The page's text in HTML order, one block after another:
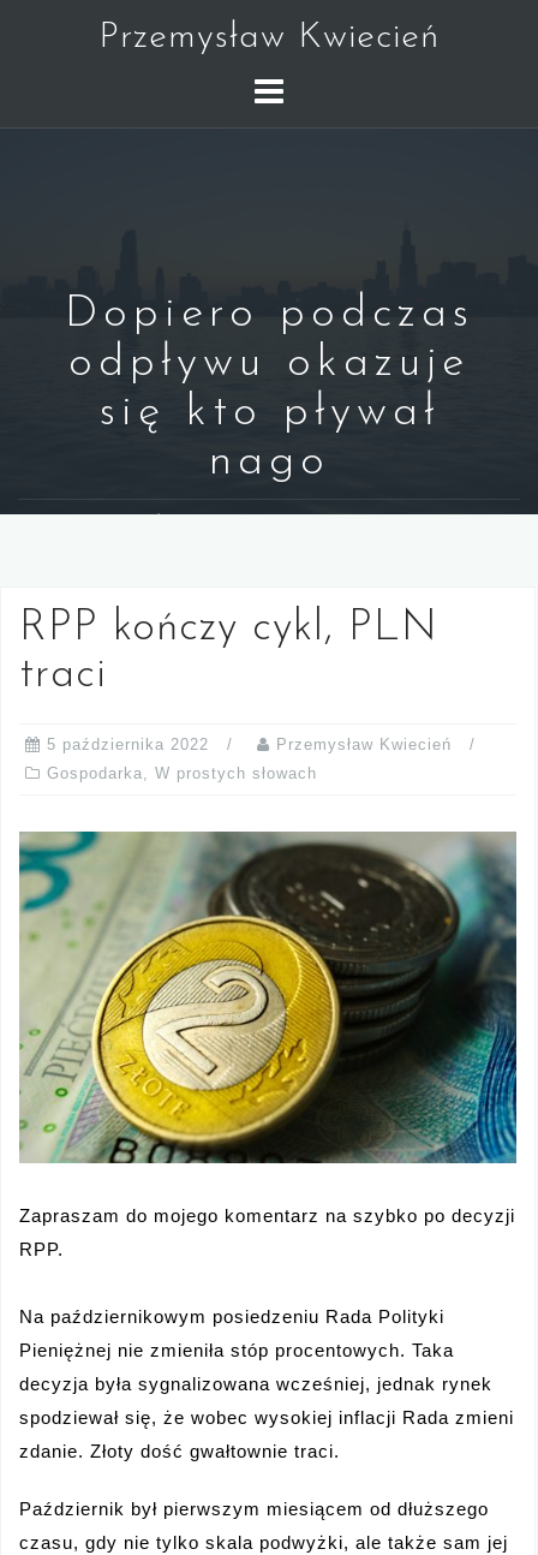
Przemysław Kwiecień
Dopiero podczas
odpływu okazuje
się kto pływał
nago
RPP kończy cykl, PLN
traci
5 października 2022
Przemysław Kwiecień
Gospodarka
W prostych słowach
Zapraszam do mojego komentarz na szybko po decyzji
RPP.
Na październikowym posiedzeniu Rada Polityki
Pieniężnej nie zmieniła stóp procentowych. Taka
decyzja była sygnalizowana wcześniej, jednak rynek
spodziewał się, że wobec wysokiej inflacji Rada zmieni
zdanie. Złoty dość gwałtownie traci.
Październik był pierwszym miesiącem od dłuższego
czasu, gdy nie tylko skala podwyżki, ale także sam jej